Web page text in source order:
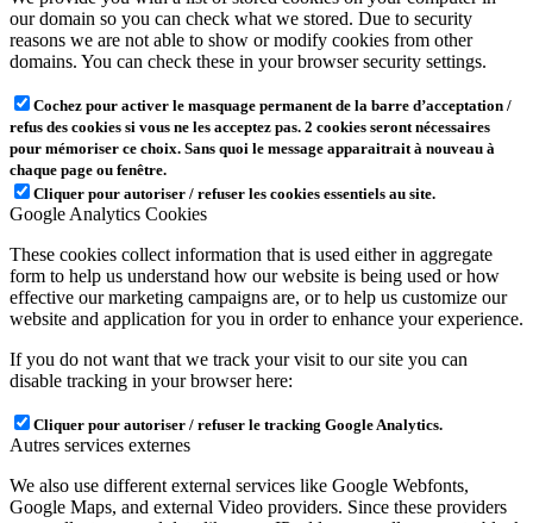
our domain so you can check what we stored. Due to security
reasons we are not able to show or modify cookies from other
domains. You can check these in your browser security settings.
Cochez pour activer le masquage permanent de la barre d’acceptation /
refus des cookies si vous ne les acceptez pas. 2 cookies seront nécessaires
pour mémoriser ce choix. Sans quoi le message apparaitrait à nouveau à
chaque page ou fenêtre.
Cliquer pour autoriser / refuser les cookies essentiels au site.
Google Analytics Cookies
These cookies collect information that is used either in aggregate
form to help us understand how our website is being used or how
effective our marketing campaigns are, or to help us customize our
website and application for you in order to enhance your experience.
If you do not want that we track your visit to our site you can
disable tracking in your browser here:
Cliquer pour autoriser / refuser le tracking Google Analytics.
Autres services externes
We also use different external services like Google Webfonts,
Google Maps, and external Video providers. Since these providers